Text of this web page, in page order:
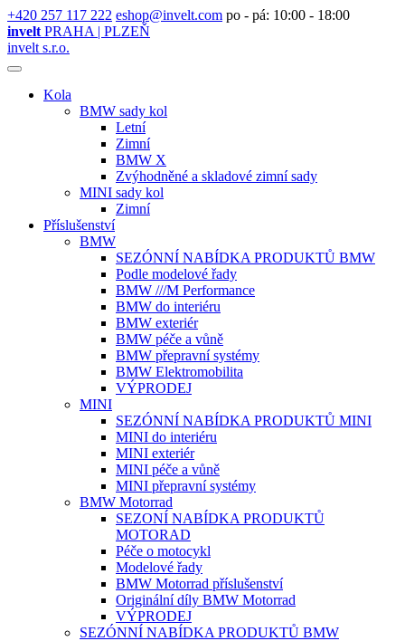
+420 257 117 222 eshop@invelt.com po - pá: 10:00 - 18:00
invelt PRAHA | PLZEŇ
invelt s.r.o.
Kola
BMW sady kol
Letní
Zimní
BMW X
Zvýhodněné a skladové zimní sady
MINI sady kol
Zimní
Příslušenství
BMW
SEZÓNNÍ NABÍDKA PRODUKTŮ BMW
Podle modelové řady
BMW ///M Performance
BMW do interiéru
BMW exteriér
BMW péče a vůně
BMW přepravní systémy
BMW Elektromobilita
VÝPRODEJ
MINI
SEZÓNNÍ NABÍDKA PRODUKTŮ MINI
MINI do interiéru
MINI exteriér
MINI péče a vůně
MINI přepravní systémy
BMW Motorrad
SEZONÍ NABÍDKA PRODUKTŮ
MOTORAD
Péče o motocykl
Modelové řady
BMW Motorrad příslušenství
Originální díly BMW Motorrad
VÝPRODEJ
SEZÓNNÍ NABÍDKA PRODUKTŮ BMW